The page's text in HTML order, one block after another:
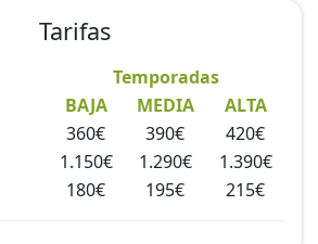
Tarifas
Temporadas
BAJA
MEDIA
ALTA
360€ 390€
420€
1.150€ 1.290€
1.390€
180€ 195€ 215€